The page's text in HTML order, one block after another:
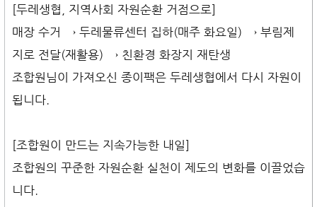
[두레생협, 지역사회 자원순환 거점으로]
매장 수거 → 두레물류센터 집하(매주 화요일) → 부림제
지로 전달(재활용) → 친환경 화장지 재탄생
조합원님이 가져오신 종이팩은 두레생협에서 다시 자원이
됩니다.
[조합원이 만드는 지속가능한 내일]
조합원의 꾸준한 자원순환 실천이 제도의 변화를 이끌었습
니다.